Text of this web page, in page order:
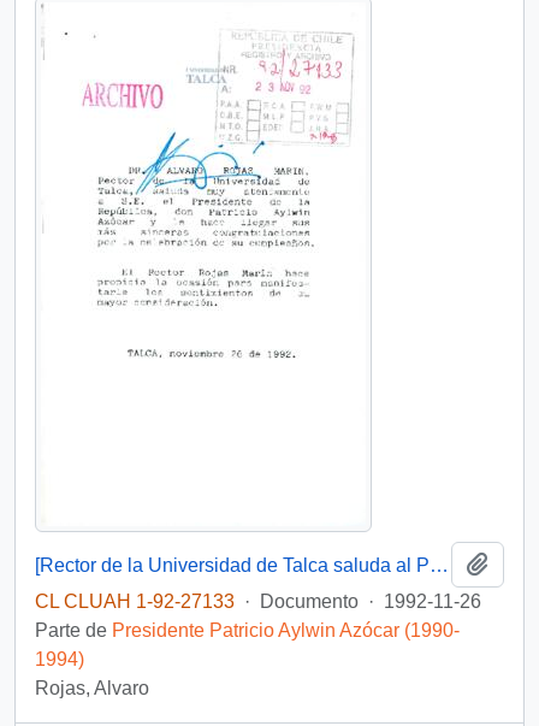
[Rector de la Universidad de Talca saluda al Presidente en su cumpleaños]
CL CLUAH 1-92-27133 · Documento · 1992-11-26
Parte de Presidente Patricio Aylwin Azócar (1990-
1994)
Rojas, Alvaro